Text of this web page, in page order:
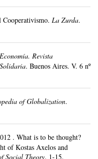
Cooperativismo. La Zurda.
Revista
. Buenos Aires. V. 6 nº
of Globalization.
. What is to be thought?
of Kostas Axelos and
Social Theory. 1-15.